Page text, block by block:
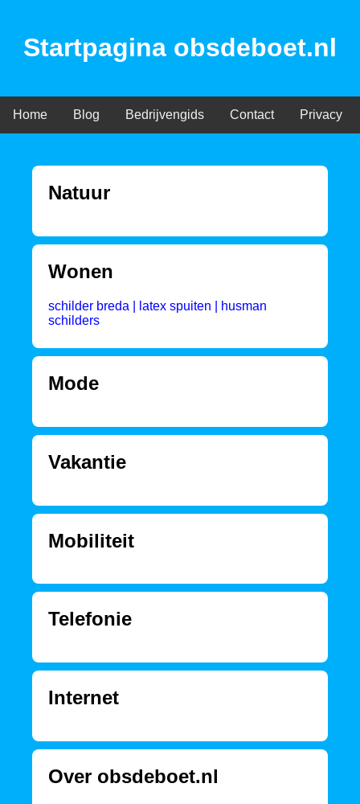
Startpagina obsdeboet.nl
Home Blog Bedrijvengids Contact Privacy
Natuur
Wonen
schilder breda | latex spuiten | husman
schilders
Mode
Vakantie
Mobiliteit
Telefonie
Internet
Over obsdeboet.nl